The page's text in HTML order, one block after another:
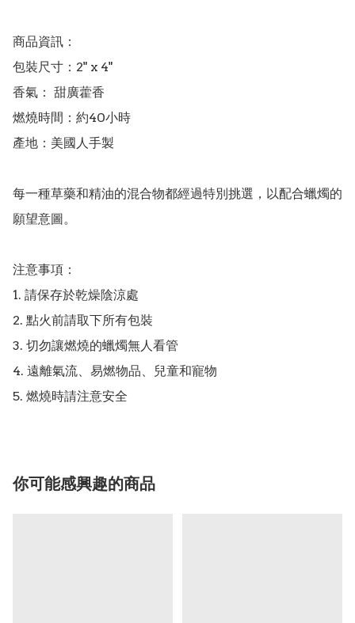
商品資訊：
包裝尺寸：2" x 4"
香氣： 甜廣藿香
燃燒時間：約40小時
產地：美國人手製
每一種草藥和精油的混合物都經過特別挑選，以配合蠟燭的
願望意圖。
注意事項：
1. 請保存於乾燥陰涼處
2. 點火前請取下所有包裝
3. 切勿讓燃燒的蠟燭無人看管
4. 遠離氣流、易燃物品、兒童和寵物
你可能感興趣的商品